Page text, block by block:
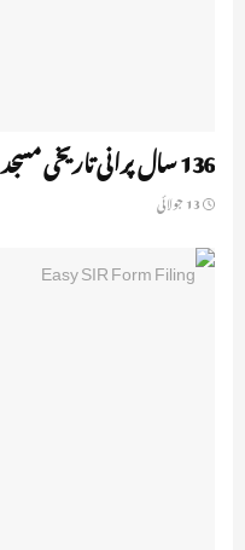
136 سال پرانی تاریخی مسجد میں داخلہ بند، نماز پر بھی پابندی!